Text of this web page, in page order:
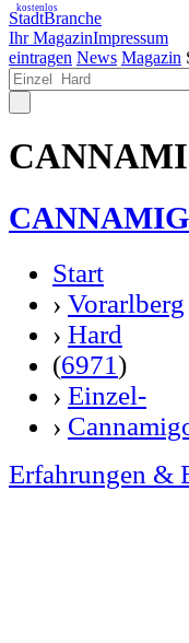
StadtBranche
Ihr MagazinImpressum
kostenlos
eintragen News Magazin
Start
› Vorarlberg
› Hard
(6971)
› Einzel-
›
Erfahrungen &